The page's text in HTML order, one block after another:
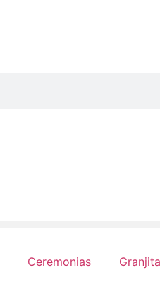
Ceremonias Granjita